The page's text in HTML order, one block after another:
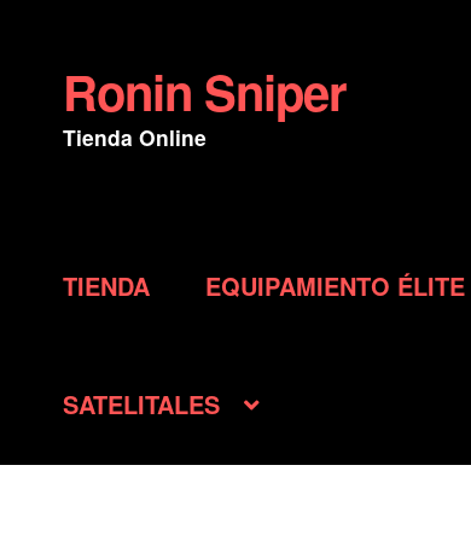
Ir
a
la
Ir
al
contenido
Ronin Sniper
Tienda Online
TIENDA EQUIPAMIENTO ÉLITE
SATELITALES